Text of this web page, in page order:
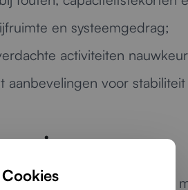
en systeemgedrag;
activiteiten
aanbevelingen voor
uitgebreide infrastructuur
Cookies